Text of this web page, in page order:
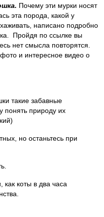
Почему эти мурки носят
эта порода, какой у
написано подробно
Пройдя по ссылке вы
нет смысла повторятся.
и интересное видео о
такие забавные
понять природу их
но останьтесь при
как коты в два часа